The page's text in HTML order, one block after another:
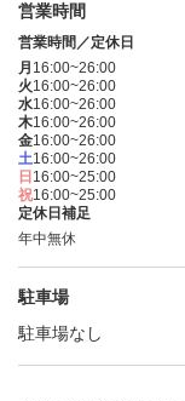
営業時間
営業時間／定休日
月 16:00~26:00
火16:00~26:00
水16:00~26:00
木16:00~26:00
金16:00~26:00
土16:00~26:00
日 16:00~25:00
祝16:00~25:00
定休日補足
年中無休
駐車場
駐車場なし